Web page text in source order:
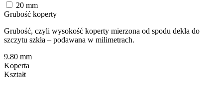
20 mm
Grubość koperty
Grubość, czyli wysokość koperty mierzona od spodu dekla do
szczytu szkła – podawana w milimetrach.
9.80 mm
Koperta
Kształt